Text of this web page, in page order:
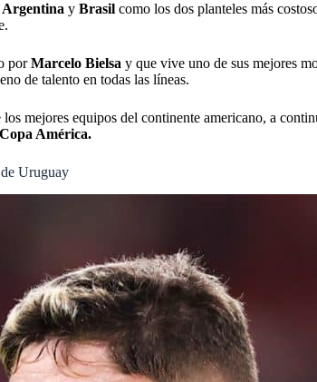
Argentina y Brasil como los dos planteles más
porMarcelo Bielsa y que vive uno de sus mejores
de talento en todas las líneas.
mejores equipos del continente americano, a
Copa América.
Uruguay